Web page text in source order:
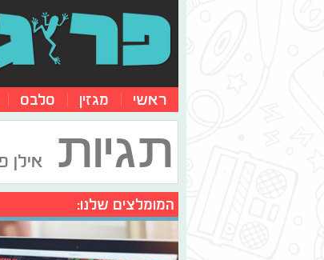
ראשי מגזין סלבס
תגיות אילן
המומלצים שלנו: